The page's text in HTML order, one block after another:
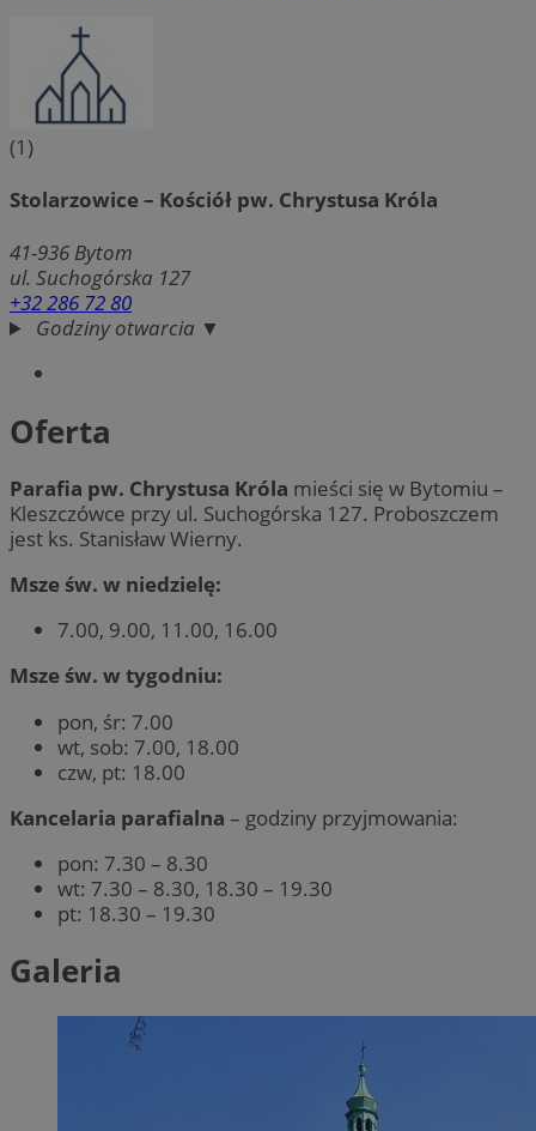
(1)
Stolarzowice – Kościół pw. Chrystusa Króla
41-936 Bytom
ul. Suchogórska 127
+32 286 72 80
Godziny otwarcia ▼
Oferta
Parafia pw. Chrystusa Króla mieści się w Bytomiu –
Kleszczówce przy ul. Suchogórska 127. Proboszczem
jest ks. Stanisław Wierny.
Msze św. w niedzielę:
7.00, 9.00, 11.00, 16.00
Msze św. w tygodniu:
pon, śr: 7.00
wt, sob: 7.00, 18.00
czw, pt: 18.00
Kancelaria parafialna – godziny przyjmowania:
pon: 7.30 – 8.30
wt: 7.30 – 8.30, 18.30 – 19.30
pt: 18.30 – 19.30
Galeria